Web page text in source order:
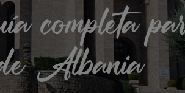
completa
de Albania